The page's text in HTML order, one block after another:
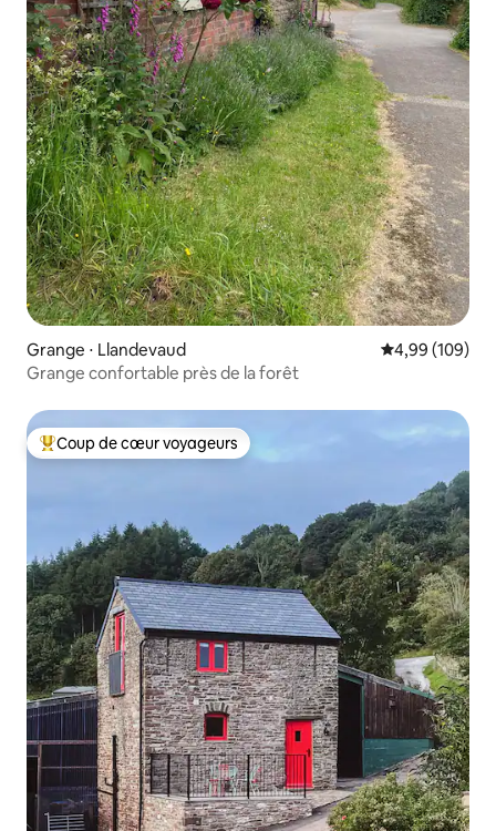
Grange ⋅ Llandevaud Évaluation
4,99 (109)
Grange confortable près de la forêt
Coups de cœur voyageurs les plus appréciés
Coup de cœur voyageurs